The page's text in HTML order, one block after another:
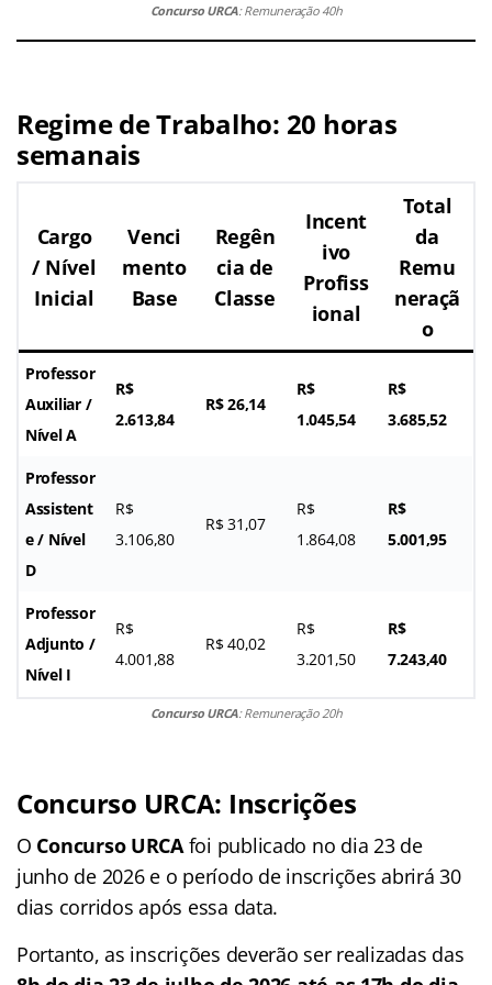
Concurso URCA: Remuneração 40h
Regime de Trabalho: 20 horas
semanais
Cargo
/ Nível
Inicial
Venci
mento
Base
Regên
cia de
Classe
Incent
ivo
Profiss
ional
Total
da
Remu
neraçã
o
Professor
Auxiliar /
Nível A
R$
2.613,84
R$ 26,14
R$
1.045,54
R$
3.685,52
Professor
Assistent
e / Nível
D
R$
3.106,80
R$ 31,07
R$
1.864,08
R$
5.001,95
Professor
Adjunto /
Nível I
R$
4.001,88
R$ 40,02
R$
3.201,50
R$
7.243,40
Concurso URCA: Remuneração 20h
Concurso URCA: Inscrições
O Concurso URCAfoi publicado no dia 23 de
junho de 2026 e o período de inscrições abrirá 30
dias corridos após essa data.
Portanto, as inscrições deverão ser realizadas das